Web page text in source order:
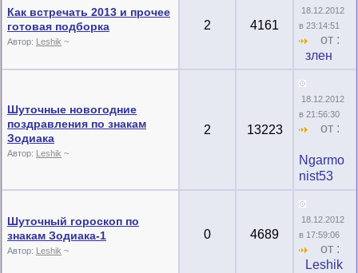
Как встречать 2013 и прочее
готовая подборка
Автор: Leshik ~
2 4161
18.12.2012
в 23:14:51
от :
злен
Шуточные новогодние
поздравления по знакам
Зодиака
Автор: Leshik ~
2 13223
18.12.2012
в 21:56:30
от :
Ngarmo
nist53
Шуточный гороскоп по
знакам Зодиака-1
Автор: Leshik ~
0 4689
18.12.2012
в 17:59:06
от :
Leshik